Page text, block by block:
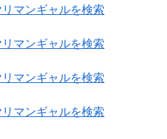
マンギャルを検索
マンギャルを検索
マンギャルを検索
マンギャルを検索